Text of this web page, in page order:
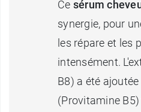
Ce sérum
synergie, pour
les répare et les
intensément.
B8) a été
(Provitamine